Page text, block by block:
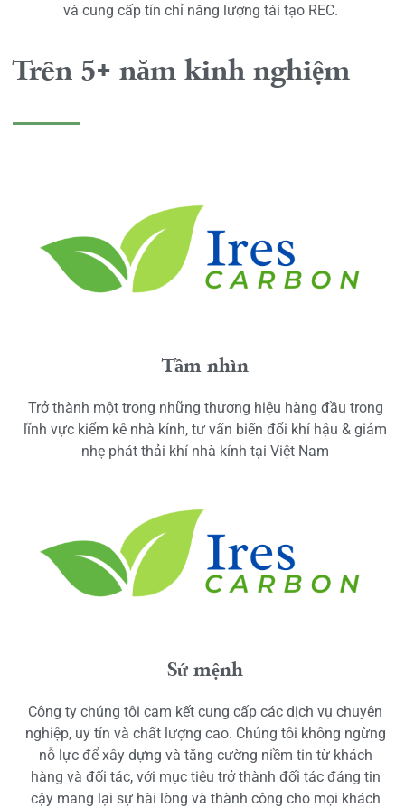
và cung cấp tín chỉ năng lượng tái tạo REC.
Trên 5+ năm kinh nghiệm
Tầm nhìn
Trở thành một trong những thương hiệu hàng đầu trong
lĩnh vực kiểm kê nhà kính, tư vấn biến đổi khí hậu & giảm
nhẹ phát thải khí nhà kính tại Việt Nam
Sứ mệnh
Công ty chúng tôi cam kết cung cấp các dịch vụ chuyên
nghiệp, uy tín và chất lượng cao. Chúng tôi không ngừng
nỗ lực để xây dựng và tăng cường niềm tin từ khách
hàng và đối tác, với mục tiêu trở thành đối tác đáng tin
cậy mang lại sự hài lòng và thành công cho mọi khách